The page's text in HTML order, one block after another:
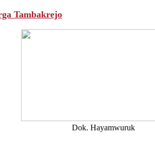
Tambakrejo
Dok. Hayamwuruk